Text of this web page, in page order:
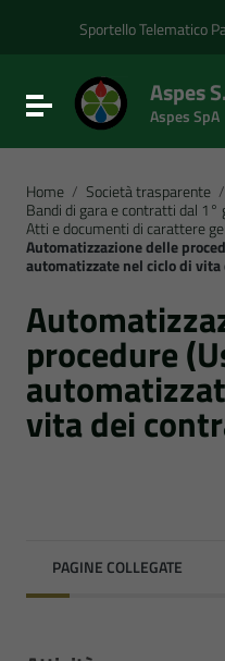
Vai al menu di
Sportello Telematico
Attiva / disattiva laAspes
Aspes SpA
Home / Società trasparente /
Bandi di gara e contratti dal 1°
Atti e documenti di carattere
Automatizzazione delle
automatizzate nel ciclo di
procedure
vita dei
PAGINE COLLEGATE